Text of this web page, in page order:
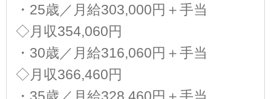
・25歳／月給303,000円＋手当
◇月収354,060円
・30歳／月給316,060円＋手当
◇月収366,460円